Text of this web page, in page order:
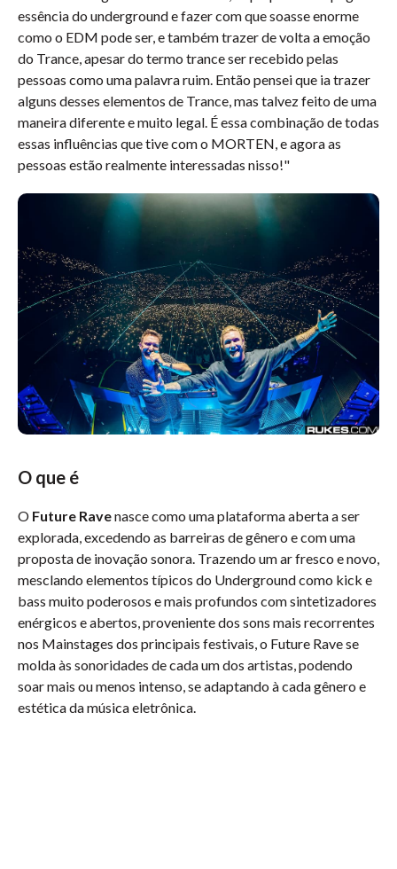
essência do underground e fazer com que soasse enorme
como o EDM pode ser, e também trazer de volta a emoção
do Trance, apesar do termo trance ser recebido pelas
pessoas como uma palavra ruim. Então pensei que ia trazer
alguns desses elementos de Trance, mas talvez feito de uma
maneira diferente e muito legal. É essa combinação de todas
essas influências que tive com o MORTEN, e agora as
pessoas estão realmente interessadas nisso!"
O que é
O Future Ravenasce como uma plataforma aberta a ser
explorada, excedendo as barreiras de gênero e com uma
proposta de inovação sonora. Trazendo um ar fresco e novo,
mesclando elementos típicos do Underground como kick e
bass muito poderosos e mais profundos com sintetizadores
enérgicos e abertos, proveniente dos sons mais recorrentes
nos Mainstages dos principais festivais, o Future Rave se
molda às sonoridades de cada um dos artistas, podendo
soar mais ou menos intenso, se adaptando à cada gênero e
estética da música eletrônica.